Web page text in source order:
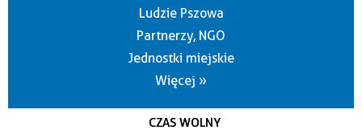
Ludzie Pszowa
Partnerzy, NGO
Jednostki miejskie
Więcej »
CZAS WOLNY